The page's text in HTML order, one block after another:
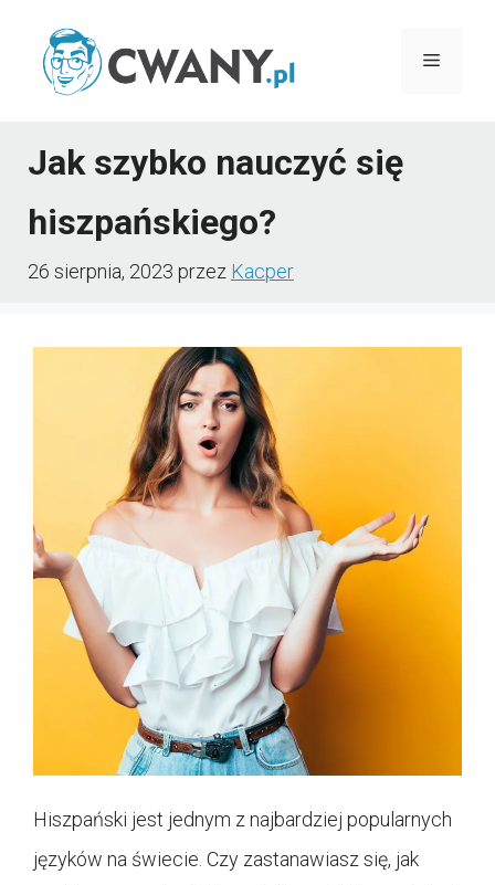
Menu
Jak szybko nauczyć się
hiszpańskiego?
26 sierpnia, 2023 przez Kacper
Hiszpański jest jednym z najbardziej popularnych
języków na świecie. Czy zastanawiasz się, jak